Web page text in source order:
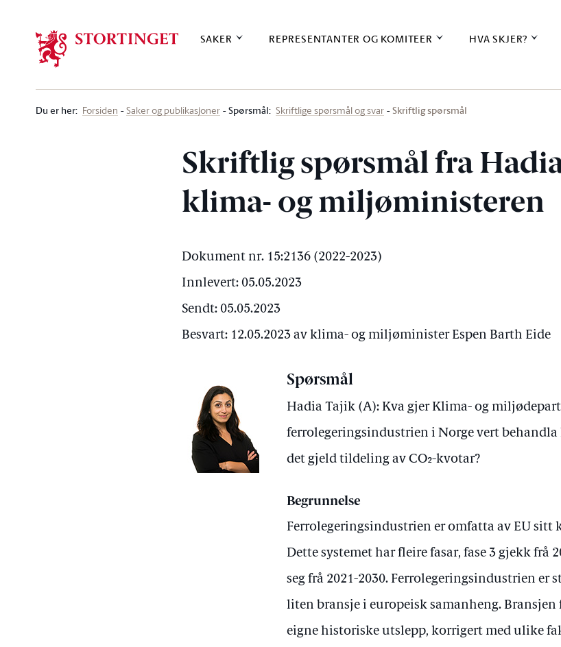
SAKER REPRESENTANTER OG KOMITEER HVA SKJER?
Du er her: Forsiden Saker og publikasjoner Spørsmål: Skriftlige spørsmål og svar Skriftlig spørsmål
Skriftlig spørsmål fra
klima- og miljøministeren
Dokument nr. 15:2136 (2022-2023)
Innlevert: 05.05.2023
Sendt: 05.05.2023
Besvart: 12.05.2023 av klima- og miljøminister Espen Barth Eide
Spørsmål
Hadia Tajik (A): Kva gjer Klima- og
ferrolegeringsindustrien i Norge vert
det gjeld tildeling av CO₂-kvotar?
Begrunnelse
Ferrolegeringsindustrien er omfatta av EU sitt
Dette systemet har fleire fasar, fase 3 gjekk frå
seg frå 2021-2030. Ferrolegeringsindustrien er
liten bransje i europeisk samanheng.
eigne historiske utslepp, korrigert med ulike